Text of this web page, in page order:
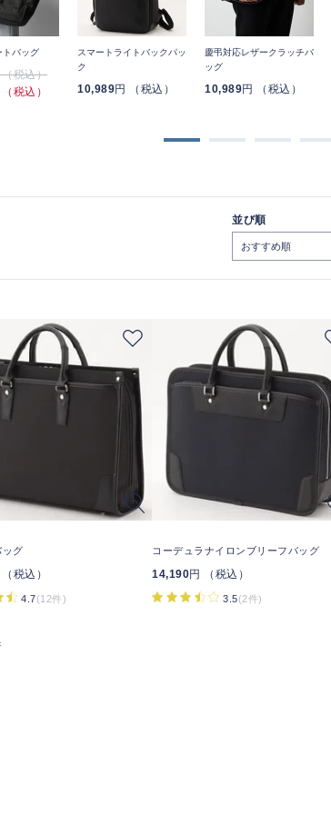
トバッグ
税込）
税込）
スマートライトバックパッ
ク
10,989円 （税込）
慶弔対応レザークラッチバ
ッグ
10,989円 （税込）
並び順
ッグ
税込）
4.7(12件)
コーデュラナイロンブリーフバッグ
14,190円 （税込）
3.5(2件)